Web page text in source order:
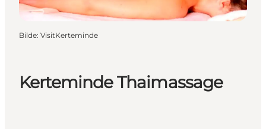
Kerteminde Thaimassage
Bilde: VisitKerteminde